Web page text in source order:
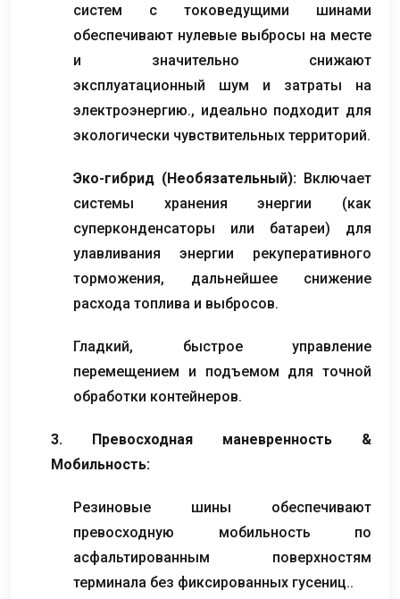
систем с токоведущими шинами
обеспечивают нулевые выбросы на месте
и значительно снижают
эксплуатационный шум и затраты на
электроэнергию., идеально подходит для
экологически чувствительных территорий.
Эко-гибрид (Необязательный): Включает
системы хранения энергии (как
суперконденсаторы или батареи) для
улавливания энергии рекуперативного
торможения, дальнейшее снижение
расхода топлива и выбросов.
Гладкий, быстрое управление
перемещением и подъемом для точной
обработки контейнеров.
3. Превосходная маневренность &
Мобильность:
Резиновые шины обеспечивают
превосходную мобильность по
асфальтированным поверхностям
терминала без фиксированных гусениц..